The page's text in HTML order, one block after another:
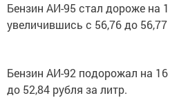
Бензин АИ-95 стал дороже на 1
увеличившись с 56,76 до 56,77
Бензин АИ-92 подорожал на 16
до 52,84 рубля за литр.